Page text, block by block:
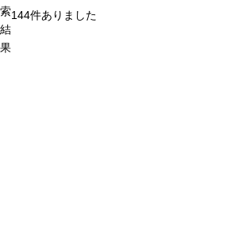
索
結
果
144件ありました